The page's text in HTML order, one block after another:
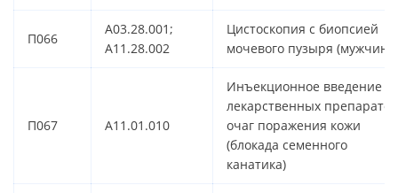
П066
A03.28.001;
A11.28.002
Цистоскопия с биопсией
мочевого пузыря
П067 A11.01.010
Инъекционное введение
лекарственных
очаг поражения кожи
(блокада семенного
канатика)